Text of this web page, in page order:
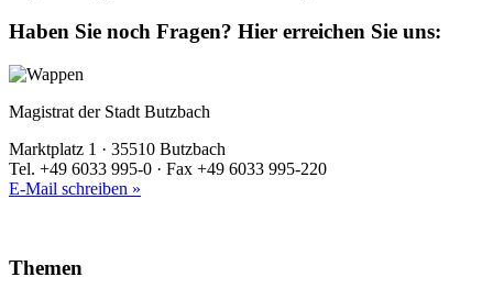
Haben Sie noch Fragen? Hier erreichen Sie uns:
Magistrat der Stadt Butzbach
Marktplatz 1 · 35510 Butzbach
Tel. +49 6033 995-0 · Fax +49 6033 995-220
E-Mail schreiben »
Themen